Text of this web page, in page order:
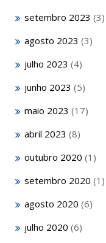
setembro 2023 (3)
agosto 2023 (3)
julho 2023 (4)
junho 2023 (5)
maio 2023 (17)
abril 2023 (8)
outubro 2020 (1)
setembro 2020 (1)
agosto 2020 (6)
julho 2020 (6)